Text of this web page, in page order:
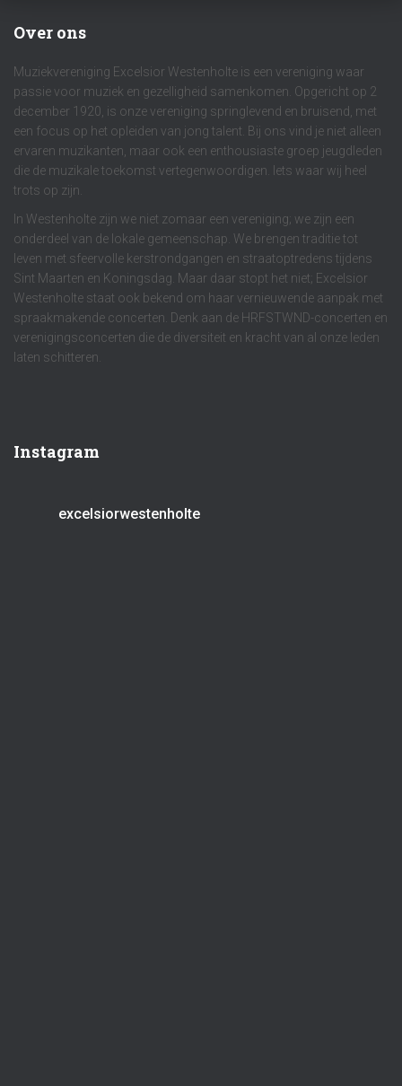
Over ons
Muziekvereniging Excelsior Westenholte is een vereniging waar
passie voor muziek en gezelligheid samenkomen. Opgericht op 2
december 1920, is onze vereniging springlevend en bruisend, met
een focus op het opleiden van jong talent. Bij ons vind je niet alleen
ervaren muzikanten, maar ook een enthousiaste groep jeugdleden
die de muzikale toekomst vertegenwoordigen. Iets waar wij heel
trots op zijn.
In Westenholte zijn we niet zomaar een vereniging; we zijn een
onderdeel van de lokale gemeenschap. We brengen traditie tot
leven met sfeervolle kerstrondgangen en straatoptredens tijdens
Sint Maarten en Koningsdag. Maar daar stopt het niet; Excelsior
Westenholte staat ook bekend om haar vernieuwende aanpak met
spraakmakende concerten. Denk aan de HRFSTWND-concerten en
verenigingsconcerten die de diversiteit en kracht van al onze leden
laten schitteren.
Instagram
excelsiorwestenholte